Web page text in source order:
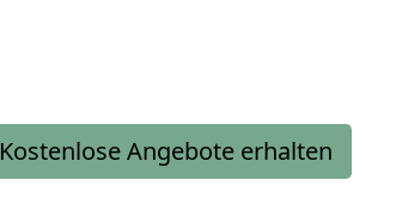
Kostenlose Angebote erhalten